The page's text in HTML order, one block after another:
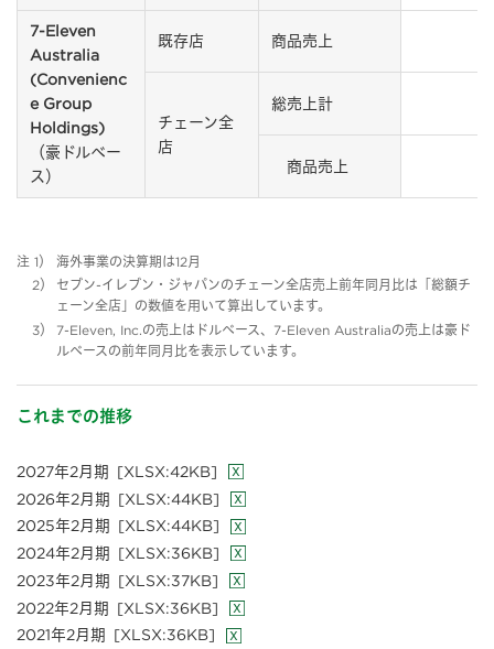
7-Eleven
Australia
(Convenienc
e Group
Holdings)
（豪ドルベー
ス）
既存店 商品売上
チェーン全
店
総売上計
商品売上
注 1）
海外事業の決算期は12月
2）
セブン-イレブン・ジャパンのチェーン全店売上前年同月比は「総額チ
ェーン全店」の数値を用いて算出しています。
3）
7-Eleven, Inc.の売上はドルベース、7-Eleven Australiaの売上は豪ド
ルベースの前年同月比を表示しています。
これまでの推移
2027年2月期 [XLSX:42KB]
2026年2月期 [XLSX:44KB]
2025年2月期 [XLSX:44KB]
2024年2月期 [XLSX:36KB]
2023年2月期 [XLSX:37KB]
2022年2月期 [XLSX:36KB]
2021年2月期 [XLSX:36KB]